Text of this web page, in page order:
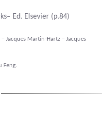
Ed. Elsevier (p.84)
Jacques Martin-Hartz – Jacques
Feng.